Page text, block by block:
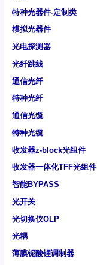
特种光器件-定制类
模拟光器件
光电探测器
光纤跳线
通信光纤
特种光纤
通信光缆
特种光缆
收发器z-block光组件
收发器一体化TFF光组件
智能BYPASS
光开关
光切换仪OLP
光耦
薄膜铌酸锂调制器